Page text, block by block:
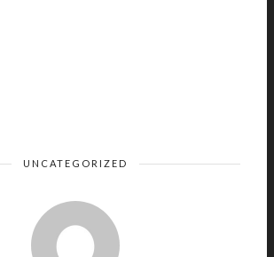
UNCATEGORIZED